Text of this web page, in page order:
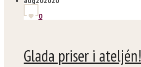
0
Glada priser i ateljén!